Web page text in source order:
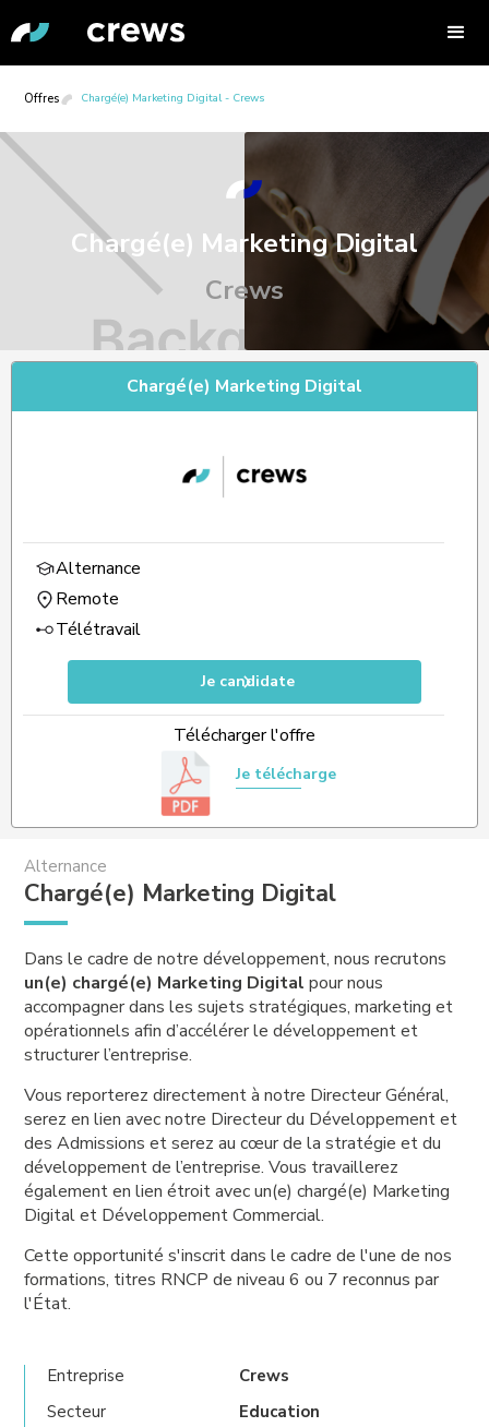
Offres Chargé(e) Marketing Digital - Crews
Chargé(e) Marketing Digital
Crews
Chargé(e) Marketing Digital
Alternance
Remote
Télétravail
Je candidate
Télécharger l'offre
Je télécharge
Alternance
Chargé(e) Marketing Digital
Dans le cadre de notre développement, nous recrutons
un(e) chargé(e) Marketing Digitalpour nous
accompagner dans les sujets stratégiques, marketing et
opérationnels afin d’accélérer le développement et
structurer l’entreprise.
Vous reporterez directement à notre Directeur Général,
serez en lien avec notre Directeur du Développement et
des Admissions et serez au cœur de la stratégie et du
développement de l’entreprise. Vous travaillerez
également en lien étroit avec un(e) chargé(e) Marketing
Digital et Développement Commercial.
Cette opportunité s'inscrit dans le cadre de l'une de nos
formations, titres RNCP de niveau 6 ou 7 reconnus par
l'État.
Entreprise
Crews
Secteur
Education